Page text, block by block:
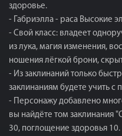
здоровье.
- Габриэлла - раса Высокие
- Свой класс: владеет
из лука, магия изменения,
ношения лёгкой брони,
- Из заклинаний только
заклинаниям будете учить с
- Персонажу добавлено
вы найдёте том
30, поглощение здоровья 10.